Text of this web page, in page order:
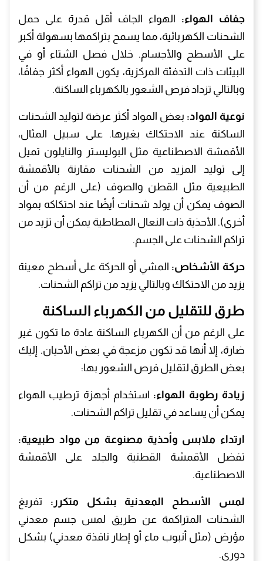
جفاف الهواء: الهواء الجاف أقل قدرة على حمل
الشحنات الكهربائية، مما يسمح بتراكمها بسهولة أكبر
على الأسطح والأجسام. خلال فصل الشتاء أو في
البيئات ذات التدفئة المركزية، يكون الهواء أكثر جفافًا،
وبالتالي تزداد فرص الشعور بالكهرباء الساكنة.
نوعية المواد: بعض المواد أكثر عرضة لتوليد الشحنات
الساكنة عند الاحتكاك بغيرها. على سبيل المثال،
الأقمشة الاصطناعية مثل البوليستر والنايلون تميل
إلى توليد المزيد من الشحنات مقارنة بالأقمشة
الطبيعية مثل القطن والصوف (على الرغم من أن
الصوف يمكن أن يولد شحنات أيضًا عند احتكاكه بمواد
أخرى). الأحذية ذات النعال المطاطية يمكن أن تزيد من
تراكم الشحنات على الجسم.
حركة الأشخاص: المشي أو الحركة على أسطح معينة
يزيد من الاحتكاك وبالتالي يزيد من تراكم الشحنات.
طرق للتقليل من الكهرباء الساكنة
على الرغم من أن الكهرباء الساكنة عادة ما تكون غير
ضارة، إلا أنها قد تكون مزعجة في بعض الأحيان. إليك
بعض الطرق لتقليل فرص الشعور بها:
زيادة رطوبة الهواء: استخدام أجهزة ترطيب الهواء
يمكن أن يساعد في تقليل تراكم الشحنات.
ارتداء ملابس وأحذية مصنوعة من مواد طبيعية:
تفضل الأقمشة القطنية والجلد على الأقمشة
الاصطناعية.
لمس الأسطح المعدنية بشكل متكرر: تفريغ
الشحنات المتراكمة عن طريق لمس جسم معدني
مؤرض (مثل أنبوب ماء أو إطار نافذة معدني) بشكل
دوري.